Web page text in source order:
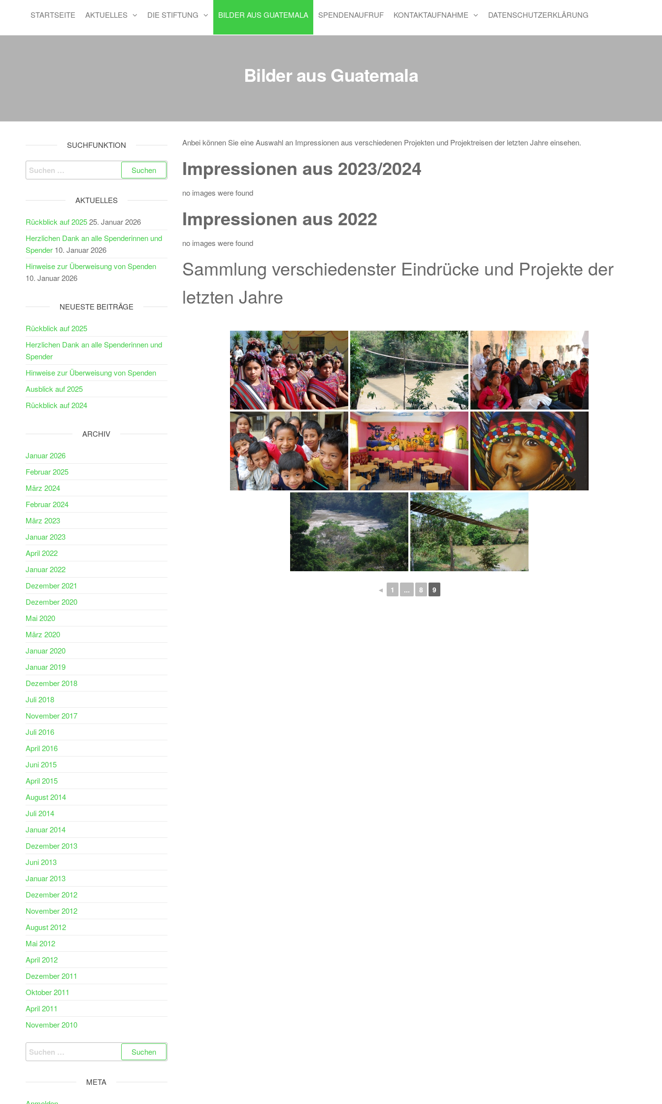
STARTSEITE AKTUELLES DIE STIFTUNG BILDER AUS GUATEMALA SPENDENAUFRUF KONTAKTAUFNAHME DATENSCHUTZERKLÄRUNG
Bilder aus Guatemala
Anbei können Sie eine Auswahl an Impressionen aus verschiedenen Projekten und Projektreisen der letzten Jahre einsehen.
Impressionen aus 2023/2024
no images were found
Impressionen aus 2022
no images were found
Sammlung verschiedenster Eindrücke und Projekte der
letzten Jahre
◄ 1 ... 8 9
SUCHFUNKTION
Suchen
nach:
AKTUELLES
Rückblick auf 202525. Januar 2026
Herzlichen Dank an alle Spenderinnen und
Spender 10. Januar 2026
Hinweise zur Überweisung von Spenden
10. Januar 2026
NEUESTE BEITRÄGE
Rückblick auf 2025
Herzlichen Dank an alle Spenderinnen und
Spender
Hinweise zur Überweisung von Spenden
Ausblick auf 2025
Rückblick auf 2024
ARCHIV
Januar 2026
Februar 2025
März 2024
Februar 2024
März 2023
Januar 2023
April 2022
Januar 2022
Dezember 2021
Dezember 2020
Mai 2020
März 2020
Januar 2020
Januar 2019
Dezember 2018
Juli 2018
November 2017
Juli 2016
April 2016
Juni 2015
April 2015
August 2014
Juli 2014
Januar 2014
Dezember 2013
Juni 2013
Januar 2013
Dezember 2012
November 2012
August 2012
Mai 2012
April 2012
Dezember 2011
Oktober 2011
April 2011
November 2010
Suchen
nach:
META